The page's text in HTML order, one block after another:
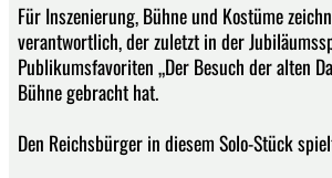
Für Inszenierung, Bühne und Kostüme
verantwortlich, der zuletzt in der
Publikumsfavoriten „Der Besuch der alten
Bühne gebracht hat.
Den Reichsbürger in diesem Solo-Stück